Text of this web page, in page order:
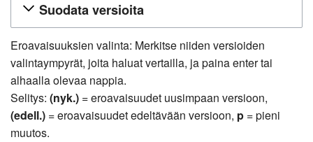
Suodata versioita
Eroavaisuuksien valinta: Merkitse niiden versioiden
valintaympyrät, joita haluat vertailla, ja paina enter tai
alhaalla olevaa nappia.
Selitys: (nyk.) = eroavaisuudet uusimpaan versioon,
(edell.) = eroavaisuudet edeltävään versioon, p = pieni
muutos.